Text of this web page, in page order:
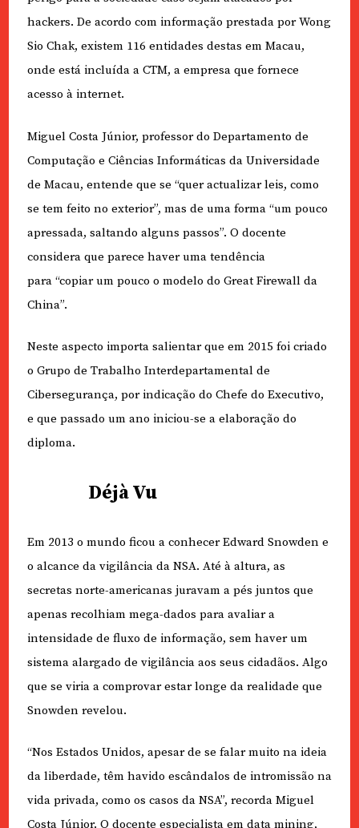
hackers. De acordo com informação prestada por Wong
Sio Chak, existem 116 entidades destas em Macau,
onde está incluída a CTM, a empresa que fornece
acesso à internet.
Miguel Costa Júnior, professor do Departamento de
Computação e Ciências Informáticas da Universidade
de Macau, entende que se “quer actualizar leis, como
se tem feito no exterior”, mas de uma forma “um pouco
apressada, saltando alguns passos”. O docente
considera que parece haver uma tendência
para “copiar um pouco o modelo do Great Firewall da
China”.
Neste aspecto importa salientar que em 2015 foi criado
o Grupo de Trabalho Interdepartamental de
Cibersegurança, por indicação do Chefe do Executivo,
e que passado um ano iniciou-se a elaboração do
diploma.
Déjà Vu
Em 2013 o mundo ficou a conhecer Edward Snowden e
o alcance da vigilância da NSA. Até à altura, as
secretas norte-americanas juravam a pés juntos que
apenas recolhiam mega-dados para avaliar a
intensidade de fluxo de informação, sem haver um
sistema alargado de vigilância aos seus cidadãos. Algo
que se viria a comprovar estar longe da realidade que
Snowden revelou.
“Nos Estados Unidos, apesar de se falar muito na ideia
da liberdade, têm havido escândalos de intromissão na
vida privada, como os casos da NSA”, recorda Miguel
Costa Júnior. O docente especialista em data mining,